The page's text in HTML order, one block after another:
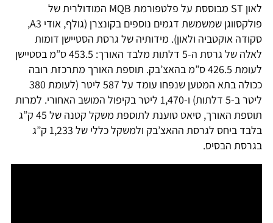
לאון ST מבוססת על פלטפורמת MQB המודולרית של
פולקסווגן שמשמשת דגמים נוספים בקונצרן (גולף, אודי A3,
סקודה אוקטביה ולאון). מידותיה של גרסת הסטיישן דומות
לאלה של גרסת ה-5 דלתות מלבד האורך: 453.5 ס”מ בסטיישן
לעומת 426.5 ס”מ בהאצ’בק. תוספת האורך מתרכזת רובה
ככולה בתא המטען שנפחו עומד על 587 ליטר (לעומת 380
ליטר ב-5 דלתות) ו-1,470 ליטר בקיפול המושב האחורי. למרות
תוספת האורך, סיאט טוענת לתוספת משקל קטנה של 45 ק”ג
בלבד ביחס לגרסת ההאצ’בק ולמשקל כללי של 1,233 ק”ג
בגרסת הבסיס.